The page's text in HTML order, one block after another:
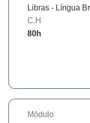
Libras - Língua
C.H
80h
Módulo